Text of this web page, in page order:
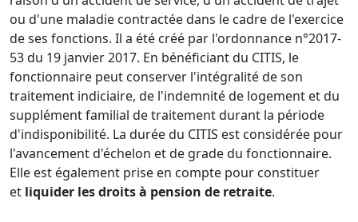
ou d'une maladie contractée dans le cadre de l'exercice
de ses fonctions. Il a été créé par l'ordonnance n°2017-
53 du 19 janvier 2017. En bénéficiant du CITIS, le
fonctionnaire peut conserver l'intégralité de son
traitement indiciaire, de l'indemnité de logement et du
supplément familial de traitement durant la période
d'indisponibilité. La durée du CITIS est considérée pour
l'avancement d'échelon et de grade du fonctionnaire.
Elle est également prise en compte pour constituer
et liquider les droits à pension de retraite.